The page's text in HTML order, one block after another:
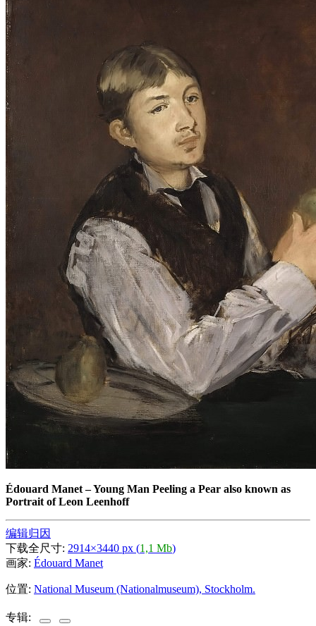
Édouard Manet–Young Man Peeling a Pear also known as
Portrait of Leon Leenhoff
编辑归因
下载全尺寸: 2914×3440 px (1,1 Mb)
画家: Édouard Manet
位置: National Museum (Nationalmuseum), Stockholm.
专辑: